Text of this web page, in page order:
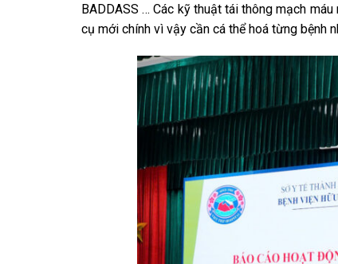
BADDASS … Các kỹ thuật táithông mạch máu
cụ mới chính vì vậy cần cá thể hoá từng bệnh